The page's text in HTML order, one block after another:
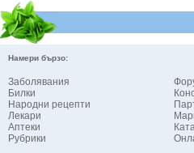
Намери бързо:
Заболявания
Билки
Народни рецепти
Лекари
Аптеки
Рубрики